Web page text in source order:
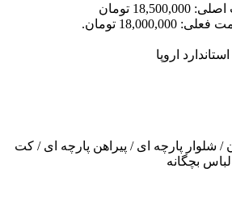
قیمت اصلی: 18,500,000 تومان
18,000,000 تومان.
/ شلوار پارچه ای / پیراهن پارچه ای / کت
بچگانه